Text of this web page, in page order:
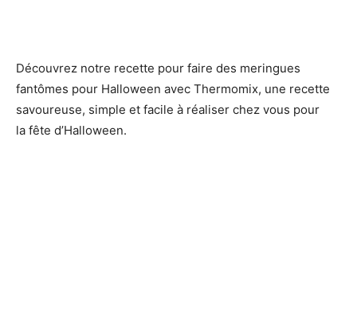
Découvrez notre recette pour faire des meringues
fantômes pour Halloween avec Thermomix, une recette
savoureuse, simple et facile à réaliser chez vous pour
la fête d’Halloween.